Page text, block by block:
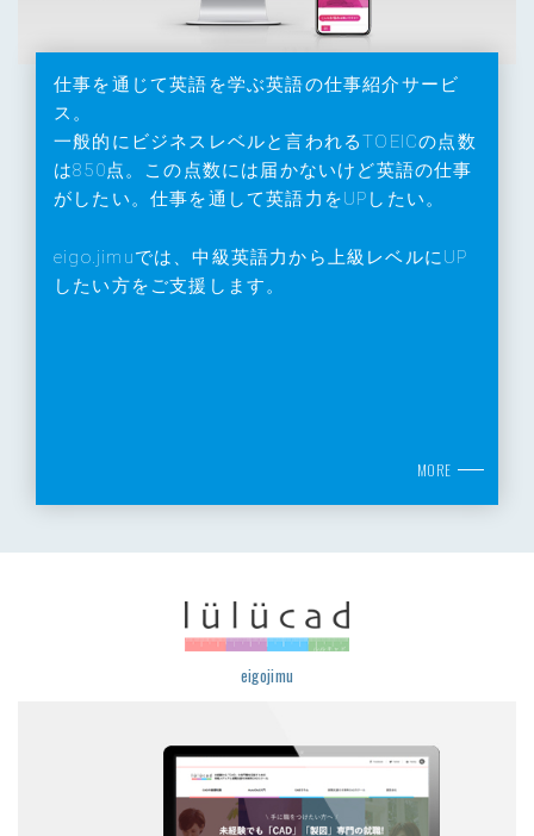
仕事を通じて英語を学ぶ英語の仕事紹介サービ
ス。
一般的にビジネスレベルと言われるTOEICの点数
は850点。この点数には届かないけど英語の仕事
がしたい。仕事を通して英語力をUPしたい。
eigo.jimuでは、中級英語力から上級レベルにUP
したい方をご支援します。
MORE
eigojimu